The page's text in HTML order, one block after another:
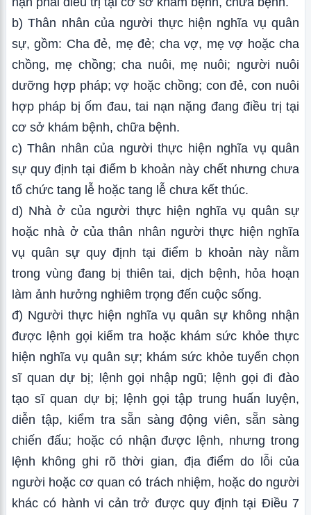
b) Thân nhân của người thực hiện nghĩa vụ quân
sự, gồm: Cha đẻ, mẹ đẻ; cha vợ, mẹ vợ hoặc cha
chồng, mẹ chồng; cha nuôi, mẹ nuôi; người nuôi
dưỡng hợp pháp; vợ hoặc chồng; con đẻ, con nuôi
hợp pháp bị ốm đau, tai nạn nặng đang điều trị tại
cơ sở khám bệnh, chữa bệnh.
c) Thân nhân của người thực hiện nghĩa vụ quân
sự quy định tại điểm b khoản này chết nhưng chưa
tổ chức tang lễ hoặc tang lễ chưa kết thúc.
d) Nhà ở của người thực hiện nghĩa vụ quân sự
hoặc nhà ở của thân nhân người thực hiện nghĩa
vụ quân sự quy định tại điểm b khoản này nằm
trong vùng đang bị thiên tai, dịch bệnh, hỏa hoạn
làm ảnh hưởng nghiêm trọng đến cuộc sống.
đ) Người thực hiện nghĩa vụ quân sự không nhận
được lệnh gọi kiểm tra hoặc khám sức khỏe thực
hiện nghĩa vụ quân sự; khám sức khỏe tuyển chọn
sĩ quan dự bị; lệnh gọi nhập ngũ; lệnh gọi đi đào
tạo sĩ quan dự bị; lệnh gọi tập trung huấn luyện,
diễn tập, kiểm tra sẵn sàng động viên, sẵn sàng
chiến đấu; hoặc có nhận được lệnh, nhưng trong
lệnh không ghi rõ thời gian, địa điểm do lỗi của
người hoặc cơ quan có trách nhiệm, hoặc do người
khác có hành vi cản trở được quy định tại Điều 7